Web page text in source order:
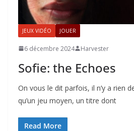
JEUX VIDÉO JOUER
6 décembre 2024 Harvester
Sofie: the Echoes
On vous le dit parfois, il n’y a rien
qu’un jeu moyen, un titre dont
Read More